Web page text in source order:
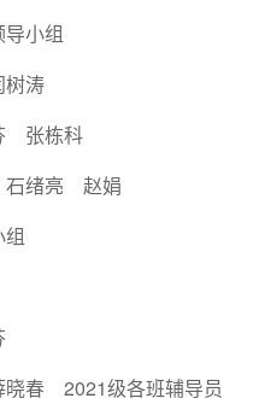
小组
涛
张栋科
绪亮 赵娟
春 2021级各班辅导员